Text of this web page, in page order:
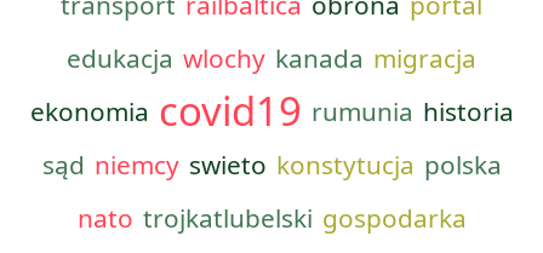
edukacja wlochy kanada migracja
ekonomia covid19 rumunia historia
sąd niemcy swieto konstytucja polska
nato trojkatlubelski gospodarka